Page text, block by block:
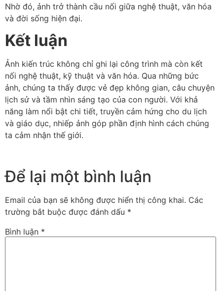
Nhờ đó, ảnh trở thành cầu nối giữa nghệ thuật, văn hóa
và đời sống hiện đại.
Kết luận
Ảnh kiến trúc không chỉ ghi lại công trình mà còn kết
nối nghệ thuật, kỹ thuật và văn hóa. Qua những bức
ảnh, chúng ta thấy được vẻ đẹp không gian, câu chuyện
lịch sử và tầm nhìn sáng tạo của con người. Với khả
năng làm nổi bật chi tiết, truyền cảm hứng cho du lịch
và giáo dục, nhiếp ảnh góp phần định hình cách chúng
ta cảm nhận thế giới.
Để lại một bình luận
Email của bạn sẽ không được hiển thị công khai. Các
trường bắt buộc được đánh dấu *
Bình luận *